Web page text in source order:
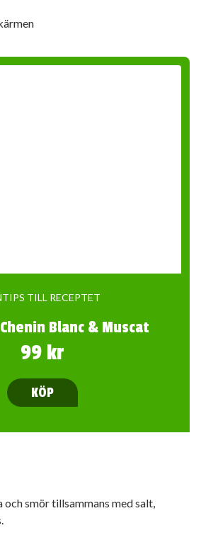
TILL RECEPTET
Blanc & Muscat
99 kr
KÖP
smör tillsammans med salt,